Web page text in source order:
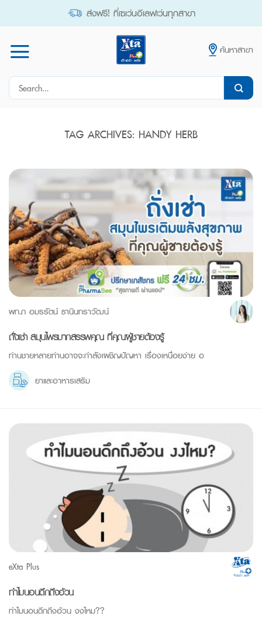
ส่งฟรี! ที่เซเว่นอีเลฟเว่นทุกสาขา
ค้นหาสาขา
Search
TAG ARCHIVES: HANDY HERB
พท.ภ อมรรัตน์ ธานินทราวัฒน์
ถั่งเช่า สมุนไพรมากสรรพคุณ ที่คุณผู้ชายต้องรู้
ท่านชายหลายท่านอาจจะกำลังเผชิญปัญหา เรื่องเหนื่อยง่าย อ
ยาและอาหารเสริม
eXta Plus
ทำไมนอนดึกถึงอ้วน
ทำไมนอนดึกถึงอ้วน งงไหม??